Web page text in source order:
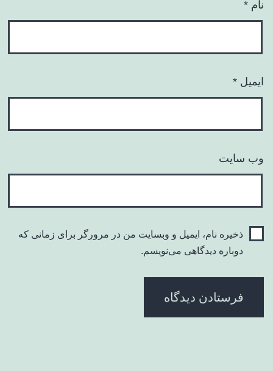
نام *
ایمیل *
وب‌ سایت
ذخیره نام، ایمیل و وبسایت من در مرورگر برای زمانی که
دوباره دیدگاهی می‌نویسم.